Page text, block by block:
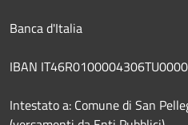
Banca d'Italia
IBAN
Intestato a: Comune di San